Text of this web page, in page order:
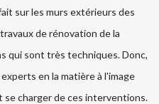
sur les murs extérieurs des
de rénovation de la
qui sont très techniques. Donc,
en la matière à l'image
se charger de ces interventions.